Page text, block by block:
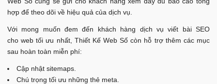
hợp để theo dõi về hiệu quả của dịch vụ.
Với mong muốn đem đến khách hàng dịch vụ viết bài SEO
cho web tối ưu nhất, Thiết Kế Web Số còn hỗ trợ thêm các mục
sau hoàn toàn miễn phí:
Cập nhật sitemaps.
Chú trọng tối ưu những thẻ meta.